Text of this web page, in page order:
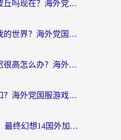
在欧洲可以打卡拉彼丘吗现在？海外党国服游戏加速器终极避坑指南
为什么香港玩不了我的世界？海外党国服游戏加速终极解决方案
腾讯桌球国外玩延迟很高怎么办？海外党亲测有效的国服游戏加速指南
泰国怎么玩火拼双扣？海外党国服游戏加速终极指南（附暗区突围植物大战僵尸实测）
海外FF14玩家必看：最终幻想14国外加速器下载安装全攻略+卡顿解决秘籍